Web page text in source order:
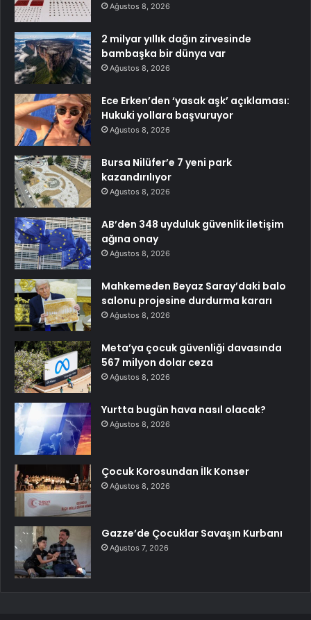
Ağustos 8, 2026
2 milyar yıllık dağın zirvesinde
bambaşka bir dünya var
Ağustos 8, 2026
Ece Erken’den ‘yasak aşk’ açıklaması:
Hukuki yollara başvuruyor
Ağustos 8, 2026
Bursa Nilüfer’e 7 yeni park
kazandırılıyor
Ağustos 8, 2026
AB’den 348 uyduluk güvenlik iletişim
ağına onay
Ağustos 8, 2026
Mahkemeden Beyaz Saray’daki balo
salonu projesine durdurma kararı
Ağustos 8, 2026
Meta’ya çocuk güvenliği davasında
567 milyon dolar ceza
Ağustos 8, 2026
Yurtta bugün hava nasıl olacak?
Ağustos 8, 2026
Çocuk Korosundan İlk Konser
Ağustos 8, 2026
Gazze’de Çocuklar Savaşın Kurbanı
Ağustos 7, 2026